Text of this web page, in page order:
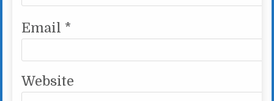
Email *
Website